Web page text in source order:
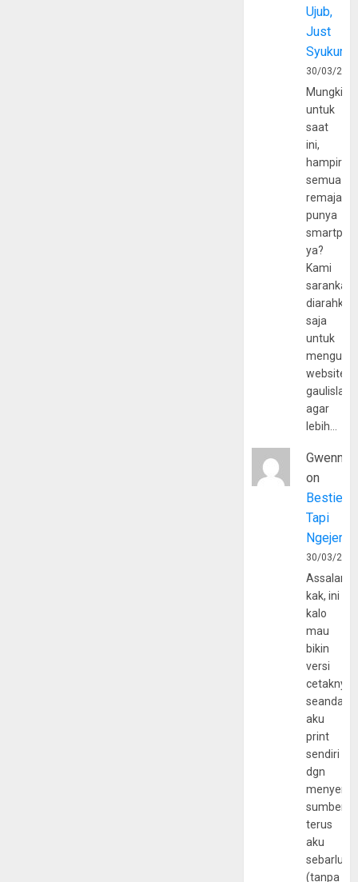
Ujub,
Just
Syukur
30/03/
Mungkin
untuk
saat
ini,
hampir
semua
remaja
punya
ya?
Kami
sarankan,
diarahkan
saja
untuk
website
agar
lebih…
Gwenny
on
Bestie
Tapi
30/03/
kak, ini
kalo
mau
bikin
versi
cetaknya
aku
print
sendiri
dgn
sumber
terus
aku
(tanpa